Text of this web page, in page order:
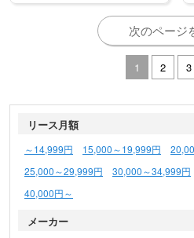
次のページ
1 2 3
リース月額
～14,999円 15,000～19,999円
25,000～29,999円
30,000～34,999円
40,000円～
メーカー